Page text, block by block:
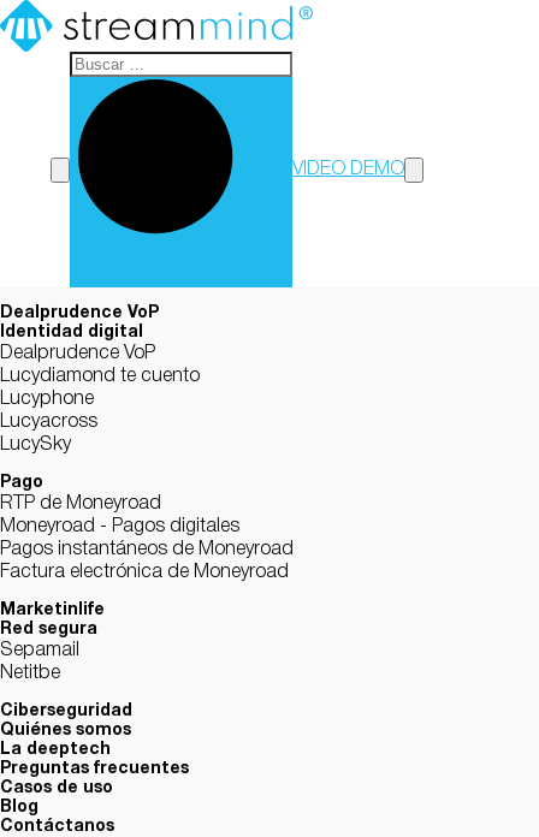
StreamMind
VIDEO DEMO
Dealprudence VoP
Identidad digital
Dealprudence VoP
Lucydiamond te cuento
Lucyphone
Lucyacross
LucySky
Pago
RTP de Moneyroad
Moneyroad - Pagos digitales
Pagos instantáneos de Moneyroad
Factura electrónica de Moneyroad
Marketinlife
Red segura
Sepamail
Netitbe
Ciberseguridad
Quiénes somos
La deeptech
Preguntas frecuentes
Casos de uso
Blog
Contáctanos